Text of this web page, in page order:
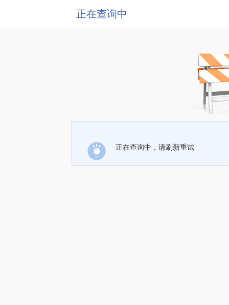
正在查询中
正在查询中，请刷新重试